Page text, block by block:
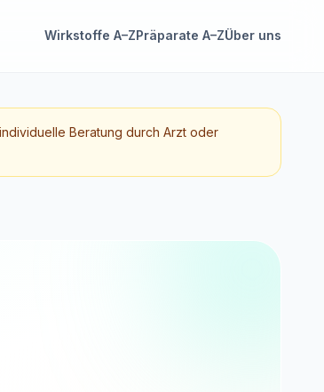
Wirkstoffe A–ZPräparate A–ZÜber uns
Beratung durch Arzt oder